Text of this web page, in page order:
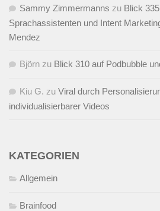
Sammy Zimmermanns zu Blick
Sprachassistenten und Intent
Mendez
Björn zu Blick 310 auf Podbubble
Kiu G. zu Viral durch
individualisierbarer Videos
KATEGORIEN
Allgemein
Brainfood